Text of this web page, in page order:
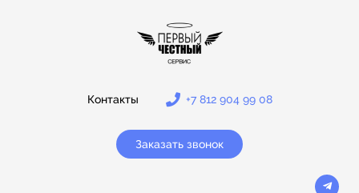
Контакты +7 812 904 99 08
Заказать звонок